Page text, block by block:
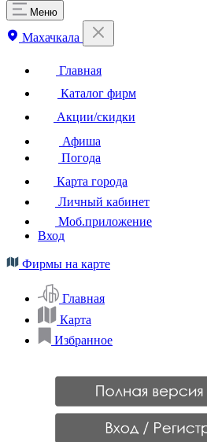
Меню
Махачкала
Главная
Каталог фирм
Акции/скидки
Афиша
Погода
Карта города
Личный кабинет
Моб.приложение
Вход
Фирмы на карте
Главная
Карта
Избранное